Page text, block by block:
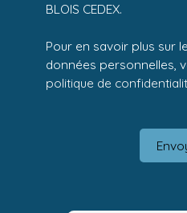
BLOIS CEDEX.
Pour en savoir plus sur
données personnelles,
politique de